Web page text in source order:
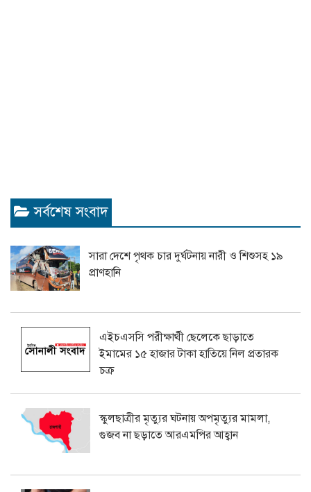
সর্বশেষ সংবাদ
সারা দেশে পৃথক চার দুর্ঘটনায় নারী ও শিশুসহ ১৯
প্রাণহানি
এইচএসসি পরীক্ষার্থী ছেলেকে ছাড়াতে
ইমামের ১৫ হাজার টাকা হাতিয়ে নিল প্রতারক
চক্র
স্কুলছাত্রীর মৃত্যুর ঘটনায় অপমৃত্যুর মামলা,
গুজব না ছড়াতে আরএমপির আহ্বান